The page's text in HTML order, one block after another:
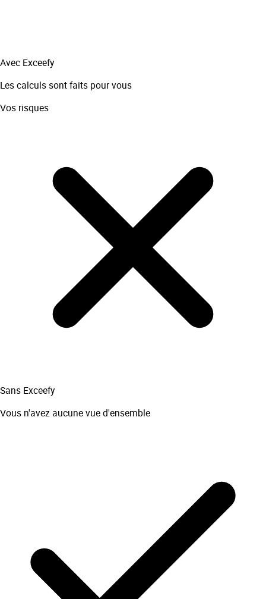
Avec Exceefy
Les calculs sont faits pour vous
Vos risques
Sans Exceefy
Vous n'avez aucune vue d'ensemble